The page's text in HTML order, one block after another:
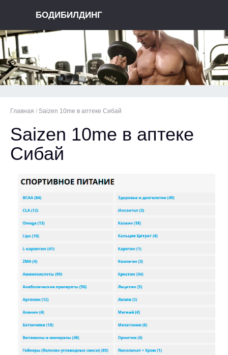
БОДИБИЛДИНГ
Главная / Saizen 10me в аптеке Сибай
Saizen 10me в аптеке
Сибай